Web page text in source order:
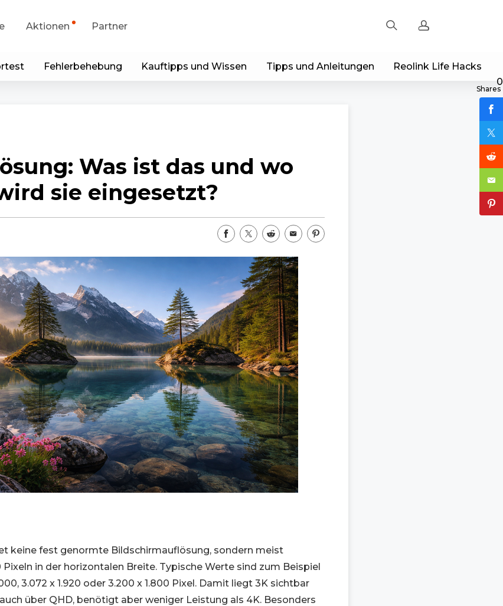
Aktionen
Sonderangebot
Partner
Registrieren
Fehlerbehebung Kauftipps und Wissen Tipps und Anleitungen Reolink Life Hacks
Was ist das und wo
sie eingesetzt?
0
Shares
keine fest genormte Bildschirmauflösung, sondern meist
in der horizontalen Breite. Typische Werte sind zum Beispiel
3.072 x 1.920 oder 3.200 x 1.800 Pixel. Damit liegt 3K sichtbar
über QHD, benötigt aber weniger Leistung als 4K. Besonders